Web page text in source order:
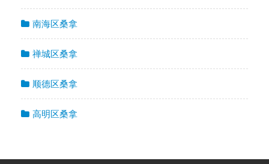
南海区桑拿
禅城区桑拿
顺德区桑拿
高明区桑拿